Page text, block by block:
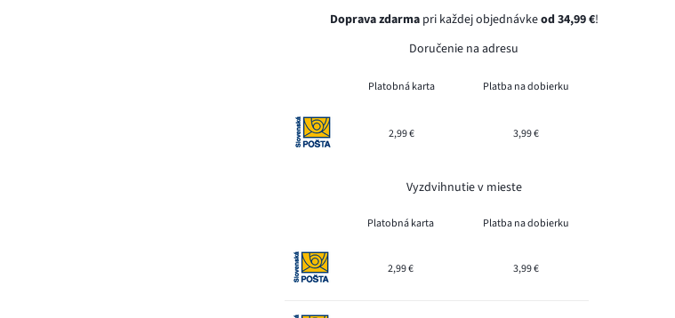
Doprava zdarmapri každej objednávkeod 34,99 €!
Doručenie na adresu
Platobná karta Platba na dobierku
2,99 € 3,99 €
Vyzdvihnutie v mieste
Platobná karta Platba na dobierku
2,99 € 3,99 €